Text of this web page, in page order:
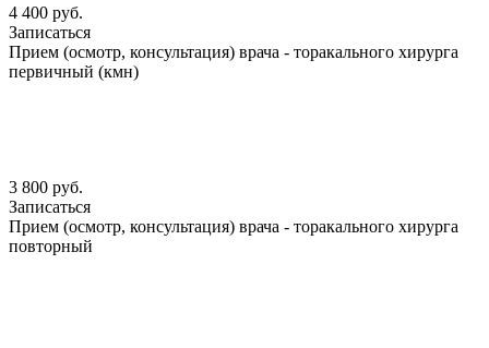
4 400 руб.
Записаться
Прием (осмотр, консультация) врача - торакального хирурга
первичный (кмн)
3 800 руб.
Записаться
Прием (осмотр, консультация) врача - торакального хирурга
повторный